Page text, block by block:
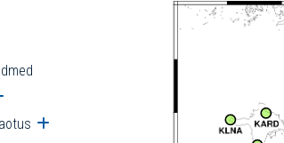
alammenüü
alammenüü
Ava alammenüü